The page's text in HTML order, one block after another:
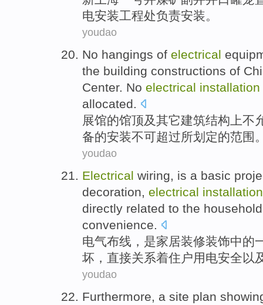
电安装工程处负责安装。
youdao
No hangings of electrical
the building constructions of
Center. No electrical installation
allocated.
展馆的馆顶及其它建筑结构 上不
备的安装不可超过所划定的范围
youdao
Electrical wiring, is a basic
decoration, electrical installation
directly related to the household
convenience.
电气布线 ， 是家居装修装饰中的
坏 ， 直接关系着住户用电安全以
youdao
Furthermore, a site plan